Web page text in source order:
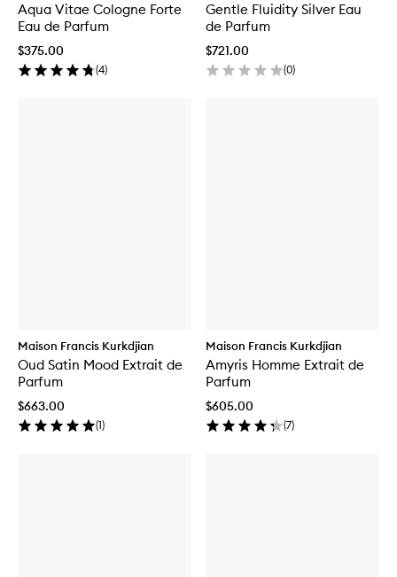
Aqua Vitae Cologne Forte
Eau de Parfum
$375.00
(4)
Gentle Fluidity Silver Eau
de Parfum
$721.00
(0)
Maison Francis Kurkdjian
Oud Satin Mood Extrait de
Parfum
$663.00
(1)
Maison Francis Kurkdjian
Amyris Homme Extrait de
Parfum
$605.00
(7)